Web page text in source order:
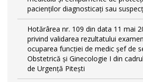
pacienților diagnosticați sau
Hotărârea nr. 109 din data 11 mai
privind validarea rezultatului
ocuparea funcției de medic șef de
Obstetrică și Ginecologie I din
de Urgență Pitești